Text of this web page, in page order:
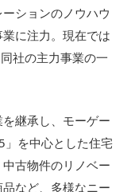
ションのノウハウ
に注力。現在では
社の主力事業の一
継承し、モーゲー
」を中心とした住宅
古物件のリノベー
など、多様なニー